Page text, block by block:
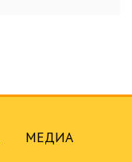
МЕДИА